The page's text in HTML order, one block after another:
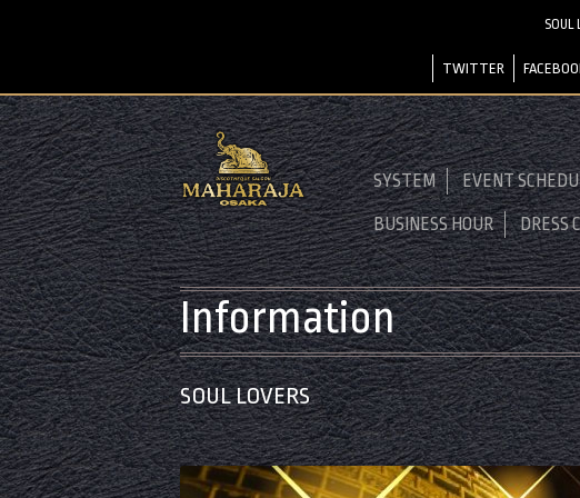
TWITTER
SYSTEM EVENT
BUSINESS HOUR DRESS
Information
SOUL LOVERS